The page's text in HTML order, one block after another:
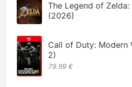
The Legend of
(2026)
Call of Duty: Modern
2)
79.99 €